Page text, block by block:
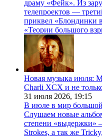
драму «Фейк». Из
телепроектов —
приквел «Блондинки
«Теории большого
Новая музыка июля:
Charli XCX и не
31 июля 2026, 19:15
В июле в мир
Слушаем новые
степени «выдержки»
Strokes, а так же